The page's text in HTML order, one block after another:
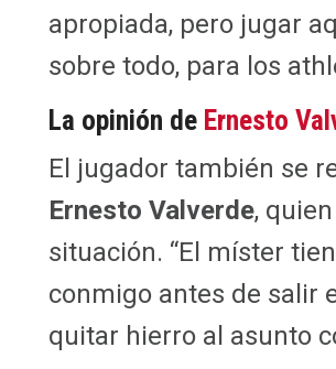
apropiada, pero jugar
sobre todo, para los
La opinión de Ernesto
El jugador también se
Ernesto Valverde,
situación. “El míster
conmigo antes de salir
quitar hierro al asunto